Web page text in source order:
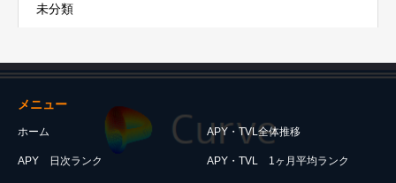
未分類
メニュー
ホーム APY・TVL全体推移
APY 日次ランク APY・TVL 1ヶ月平均ランク